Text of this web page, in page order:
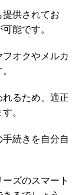
供されてお
能です。
オクやメルカ
るため、適正
。
続きを自分自
ズのスマート